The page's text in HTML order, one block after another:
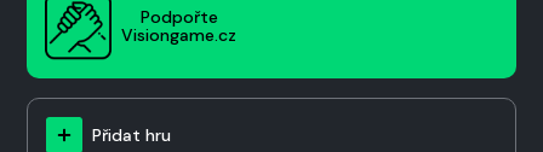
Podpořte
Visiongame.cz
Přidat hru